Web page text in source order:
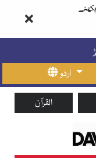
اردو
القرآن